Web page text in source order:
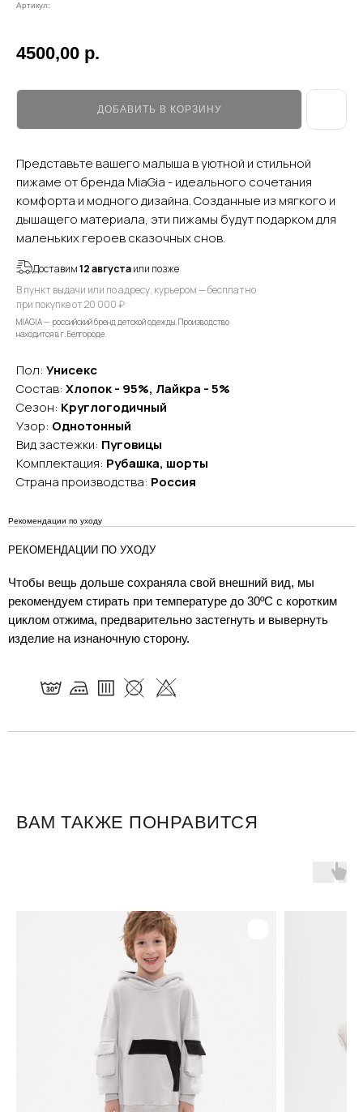
Артикул:
4500,00 р.
ДОБАВИТЬ В КОРЗИНУ
Представьте вашего малыша в уютной и стильной
пижаме от бренда MiaGia - идеального сочетания
комфорта и модного дизайна. Созданные из мягкого и
дышащего материала, эти пижамы будут подарком для
маленьких героев сказочных снов.
Доставим12 августаили позже
В пункт выдачи или по адресу, курьером — бесплатно
при покупке от 20 000 ₽
MIAGIA — российский бренд детской одежды. Производство
находится в г. Белгороде.
Пол: Унисекс
Состав: Хлопок - 95%, Лайкра - 5%
Сезон: Круглогодичный
Узор: Однотонный
Вид застежки: Пуговицы
Комплектация: Рубашка, шорты
Страна производства: Россия
Рекомендации по уходу
РЕКОМЕНДАЦИИ ПО УХОДУ
Чтобы вещь дольше сохраняла свой внешний вид, мы
рекомендуем стирать при температуре до 30ºC с коротким
циклом отжима, предварительно застегнуть и вывернуть
изделие на изнаночную сторону.
ВАМ ТАКЖЕ ПОНРАВИТСЯ
Предложения и сотрудничество